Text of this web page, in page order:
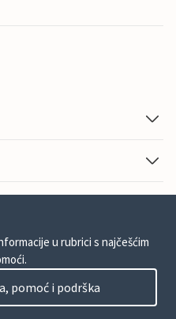
u rubrici s najčešćim
pomoć i podrška